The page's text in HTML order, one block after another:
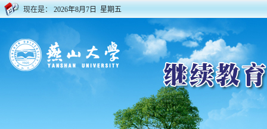
现在是： 2026年8月7日 星期五